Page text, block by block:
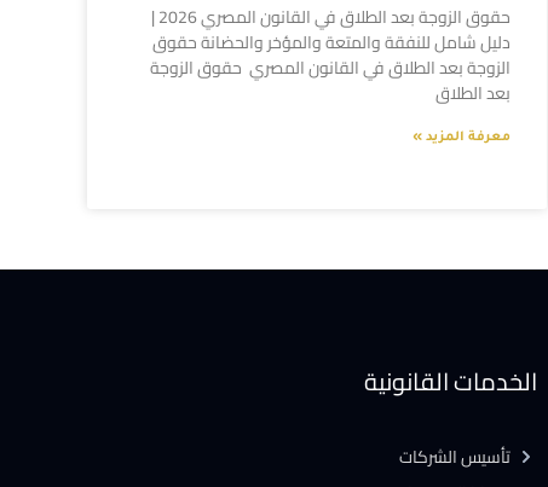
حقوق الزوجة بعد الطلاق في القانون المصري 2026 |
دليل شامل للنفقة والمتعة والمؤخر والحضانة حقوق
الزوجة بعد الطلاق في القانون المصري حقوق الزوجة
بعد الطلاق
معرفة المزيد »
الخدمات القانونية
تأسيس الشركات